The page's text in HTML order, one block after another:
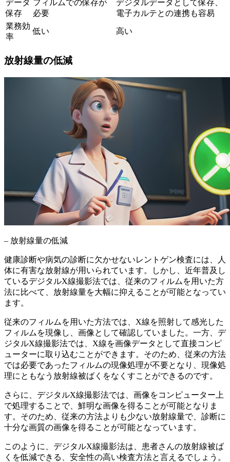
データ
保存
フィルムでの保存が
必要
デジタルデータとして保存、
電子カルテとの連携も容易
業務効
率
低い 高い
放射線量の低減
– 放射線量の低減
健康診断や病気の診断に欠かせないレントゲン検査には、人
体に有害な放射線が用いられています。しかし、近年普及し
ているデジタルX線撮影法では、従来のフィルムを用いた方
法に比べて、放射線量を大幅に抑えることが可能となってい
ます。
従来のフィルムを用いた方法では、X線を照射して感光した
フィルムを現像し、画像として確認していました。一方、デ
ジタルX線撮影法では、 X線を画像データとして直接コンピ
ューターに取り込むことができます。そのため、従来の方法
では必要であったフィルムの現像処理が不要となり、 現像処
理にともなう放射線被ばくをなくすことができるのです。
さらに、デジタルX線撮影法では、画像をコンピューター上
で処理することで、鮮明な画像を得ることが可能となりま
す。そのため、従来の方法よりも少ない放射線量で、診断に
十分な画質の画像を得ることが可能となっています。
このように、デジタルX線撮影法は、患者さんの放射線被ば
くを低減できる、安全性の高い検査方法と言えるでしょう。